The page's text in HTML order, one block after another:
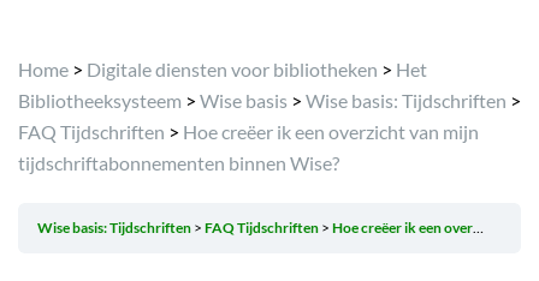
Archief
Home > Digitale diensten voor bibliotheken > Het
Bibliotheeksysteem > Wise basis > Wise basis: Tijdschriften >
FAQ Tijdschriften > Hoe creëer ik een overzicht van mijn
tijdschriftabonnementen binnen Wise?
Wise basis: Tijdschriften FAQ Tijdschriften Hoe creëer ik een overzicht van mijn tijdschriftabonnementen binnen Wise?